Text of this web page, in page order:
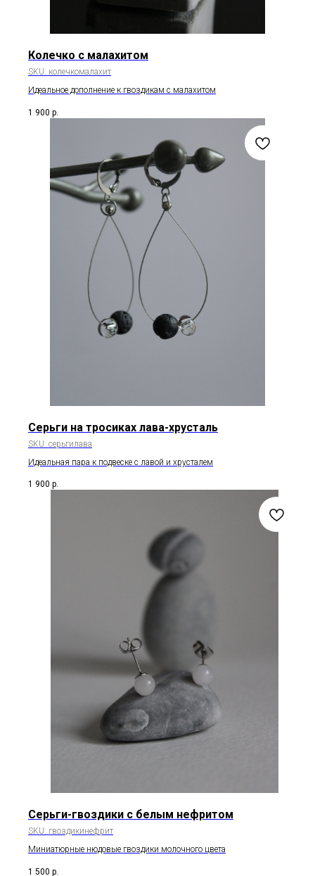
Колечко с малахитом
SKU: колечкомалахит
Идеальное дополнение к гвоздикам с малахитом
1 900 р.
Серьги на тросиках лава-хрусталь
SKU: серьгилава
Идеальная пара к подвеске с лавой и хрусталем
1 900 р.
Серьги-гвоздики с белым нефритом
SKU: гвоздикинефрит
Миниатюрные нюдовые гвоздики молочного цвета
1 500 р.